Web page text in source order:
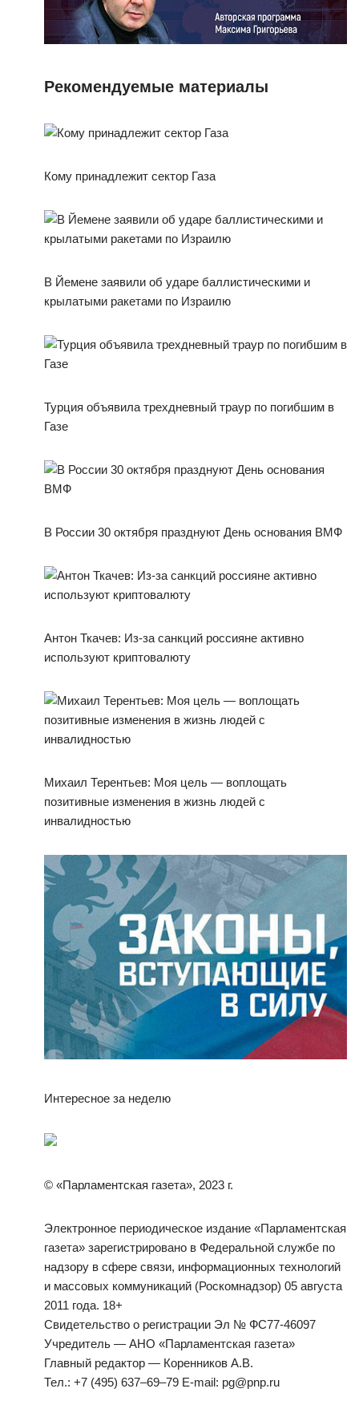
Рекомендуемые материалы
Кому принадлежит сектор Газа
В Йемене заявили об ударе баллистическими и
крылатыми ракетами по Израилю
Турция объявила трехдневный траур по погибшим в
Газе
В России 30 октября празднуют День основания ВМФ
Антон Ткачев: Из-за санкций россияне активно
используют криптовалюту
Михаил Терентьев: Моя цель — воплощать
позитивные изменения в жизнь людей с
инвалидностью
Интересное за неделю
© «Парламентская газета», 2023 г.
Электронное периодическое издание «Парламентская
газета» зарегистрировано в Федеральной службе по
надзору в сфере связи, информационных технологий
и массовых коммуникаций (Роскомнадзор) 05 августа
2011 года. 18+
Свидетельство о регистрации Эл № ФС77-46097
Учредитель — АНО «Парламентская газета»
Главный редактор — Коренников А.В.
Тел.: +7 (495) 637–69–79 E-mail: pg@pnp.ru